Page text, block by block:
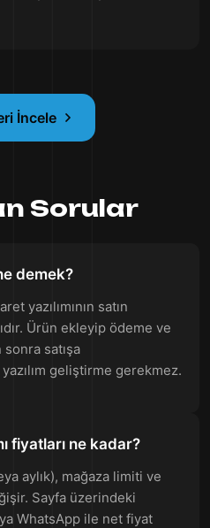
İncele
Sorular
demek?
yazılımının satın
Ürün ekleyip ödeme ve
sonra satışa
geliştirme gerekmez.
fiyatları ne kadar?
aylık), mağaza limiti ve
Sayfa üzerindeki
WhatsApp ile net fiyat